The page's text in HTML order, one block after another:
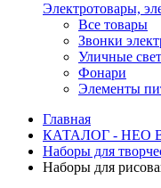
Электротовары,
Все товары
Звонки
Уличные
Фонари
Элементы
Главная
КАТАЛОГ - НЕО
Наборы для
Наборы для